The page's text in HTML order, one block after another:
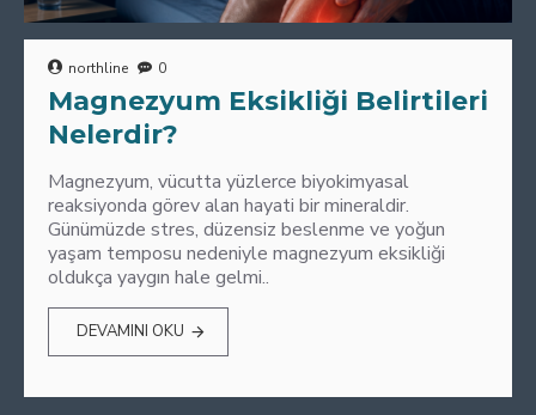
northline 0
Magnezyum Eksikliği Belirtileri
Nelerdir?
Magnezyum, vücutta yüzlerce biyokimyasal
reaksiyonda görev alan hayati bir mineraldir.
Günümüzde stres, düzensiz beslenme ve yoğun
yaşam temposu nedeniyle magnezyum eksikliği
oldukça yaygın hale gelmi..
DEVAMINI OKU